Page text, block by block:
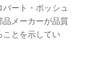
ート・ボッシュ
品メーカーが品質
ことを示してい